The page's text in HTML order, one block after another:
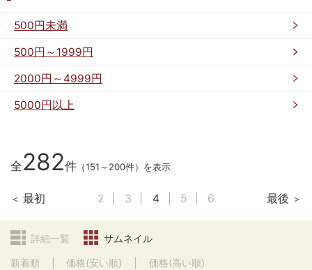
500円未満
500円～1999円
2000円～4999円
5000円以上
全282件 （151～200件）を表示
最初 2 3 4 5 6 最後
詳細一覧 サムネイル
新着順 価格(安い順) 価格(高い順)